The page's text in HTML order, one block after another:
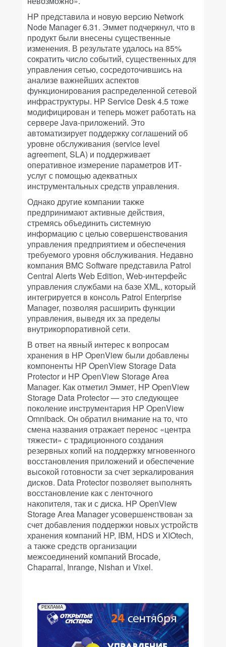
HP представила и новую версию Network
Node Manager 6.31. Эммет подчеркнул, что в
продукт были внесены существенные
изменения. В результате удалось на 85%
сократить число событий, существенных для
управления сетью, сосредоточившись на
анализе важнейших аспектов
функционирования распределенной сетевой
инфраструктуры. HP Service Desk 4.5 тоже
модифицирован и теперь может работать на
сервере Java-приложений. Это
автоматизирует поддержку соглашений об
уровне обслуживания (service level
agreement, SLA) и поддерживает
оперативное измерение параметров ИТ-
услуг с помощью адекватных
инструментальных средств управления.
Однако другие компании также
предпринимают активные действия,
стремясь объединить системную
информацию с целью совершенствования
управления предприятием и обеспечения
требуемого уровня обслуживания. Недавно
компания BMC Software представила Patrol
Central Alerts Web Edition, Web-интерфейс
управления службами на базе XML, который
интегрируется в консоль Patrol Enterprise
Manager, позволяя расширить функции
управления, выведя их за пределы
внутрикорпоративной сети.
В ответ на явный интерес к вопросам
хранения в HP OpenView были добавлены
компоненты HP OpenView Storage Data
Protector и HP OpenView Storage Area
Manager. Как отметил Эммет, HP OpenView
Storage Data Protector — это следующее
поколение инструментария HP OpenView
Omniback. Он обратил внимание на то, что
смена названия отражает перенос «центра
тяжести» с традиционного создания
резервных копий на поддержку мгновенного
восстановления приложений и обеспечение
высокой готовности за счет зеркалирования
дисков. Data Protector позволяет выполнять
восстановление как с ленточного
накопителя, так и с диска. HP OpenView
Storage Area Manager усовершенствован за
счет добавления поддержки новых устройств
хранения компаний HP, IBM, HDS и XIOtech,
а также средств организации
межсоединений компаний Brocade,
Chaparral, Inrange, Nishan и Vixel.
РЕКЛАМА